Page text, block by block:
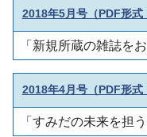
2018年5月号（PDF形式
「新規所蔵の雑誌を
2018年4月号（PDF形式
「すみだの未来を担